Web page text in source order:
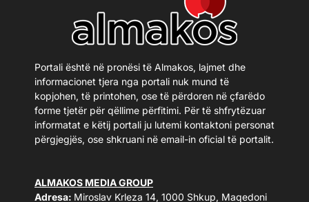
Portali është në pronësi të Almakos, lajmet dhe
informacionet tjera nga portali nuk mund të
kopjohen, të printohen, ose të përdoren në çfarëdo
forme tjetër për qëllime përfitimi. Për të shfrytëzuar
informatat e këtij portali ju lutemi kontaktoni personat
përgjegjës, ose shkruani në email-in oficial të portalit.
ALMAKOS MEDIA GROUP
Adresa: Miroslav Krleza 14, 1000 Shkup, Maqedoni